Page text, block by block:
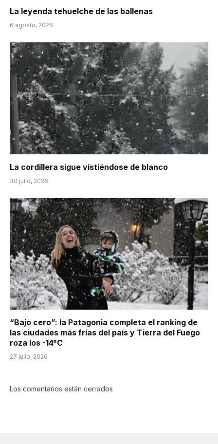
La leyenda tehuelche de las ballenas
6 agosto, 2026
La cordillera sigue vistiéndose de blanco
30 julio, 2026
“Bajo cero”: la Patagonia completa el ranking de
las ciudades más frías del país y Tierra del Fuego
roza los -14°C
27 julio, 2026
Los comentarios están cerrados